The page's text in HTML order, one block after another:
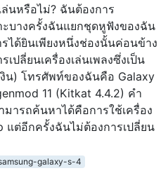
นหรือไม่? ฉันต้องการ
บางครั้งฉันแยกชุดหูฟังของฉัน
ได้ยินเพียงหนึ่งช่องนั้นค่อนข้าง
เปลี่ยนเครื่องเล่นเพลงซึ่งเป็น
งิน) โทรศัพท์ของฉันคือ Galaxy
11 (Kitkat 4.4.2) คำ
มารถค้นหาได้คือการใช้เครื่อง
แต่อีกครั้งฉันไม่ต้องการเปลี่ยน
galaxy-s-4